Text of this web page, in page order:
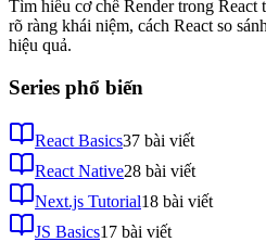
Tìm hiểu cơ chế Render trong
rõ ràng khái niệm, cách React so
hiệu quả.
Series phổ biến
React Basics37 bài viết
React Native28 bài viết
Next.js Tutorial18 bài viết
JS Basics17 bài viết